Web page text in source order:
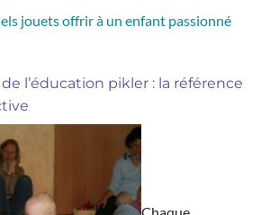
jouets offrir à un enfant passionné
l’éducation pikler : la référence